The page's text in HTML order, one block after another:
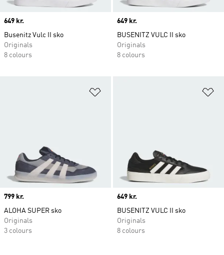
Price
649 kr.
Busenitz Vulc II sko
Originals
8 colours
Price
649 kr.
BUSENITZ VULC II sko
Originals
8 colours
Price
799 kr.
ALOHA SUPER sko
Originals
3 colours
Price
649 kr.
BUSENITZ VULC II sko
Originals
8 colours